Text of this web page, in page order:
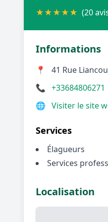
★★★★★ (20
Informations
📍
41 Rue
📞 +33684806271
🌐 Visiter le site
Services
Élagueurs
Services
Localisation